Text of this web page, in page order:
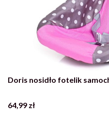
Doris nosidło fotelik
Cena
64,99 zł